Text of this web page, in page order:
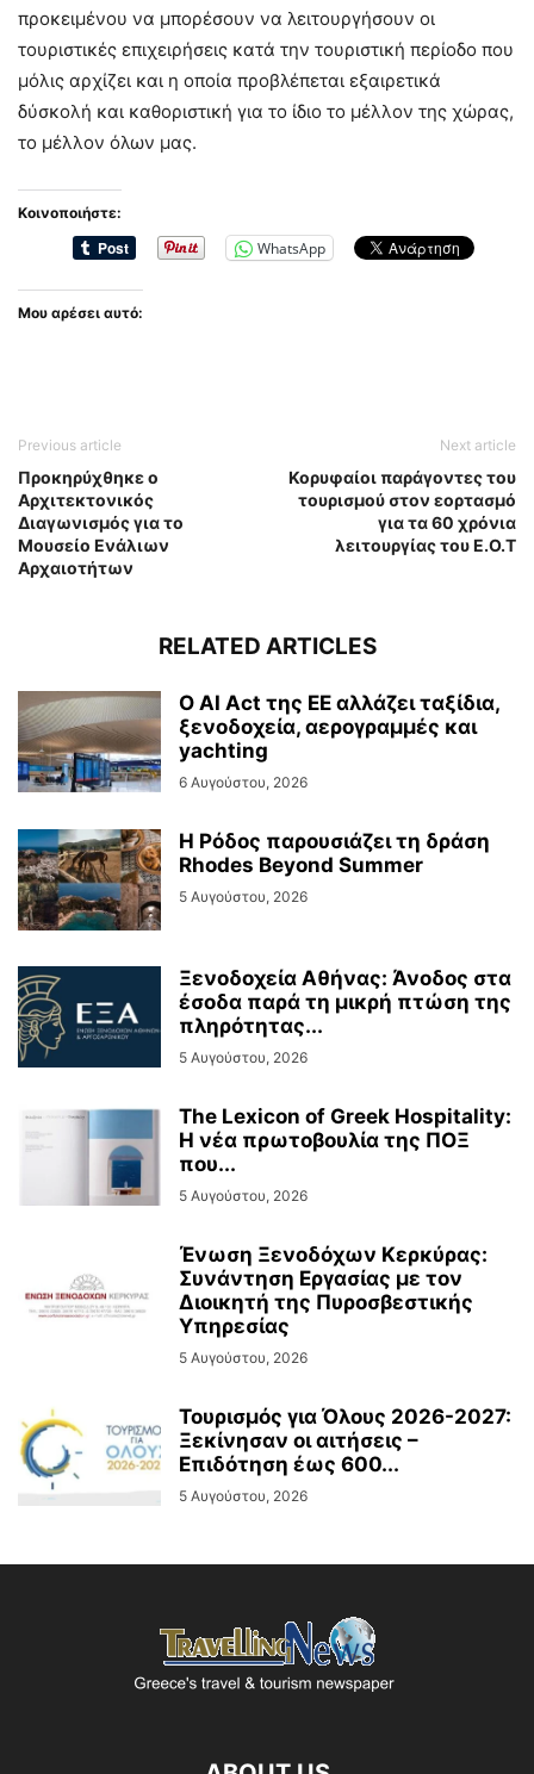
προκειμένου να μπορέσουν να λειτουργήσουν οι
τουριστικές επιχειρήσεις κατά την τουριστική περίοδο που
μόλις αρχίζει και η οποία προβλέπεται εξαιρετικά
δύσκολή και καθοριστική για το ίδιο το μέλλον της χώρας,
το μέλλον όλων μας.
Κοινοποιήστε:
WhatsApp
Μου αρέσει αυτό:
Previous article
Προκηρύχθηκε ο
Αρχιτεκτονικός
Διαγωνισμός για το
Μουσείο Ενάλιων
Αρχαιοτήτων
Next article
Κορυφαίοι παράγοντες του
τουρισμού στον εορτασμό
για τα 60 χρόνια
λειτουργίας του Ε.Ο.Τ
RELATED ARTICLES
Ο AI Act της ΕΕ αλλάζει ταξίδια,
ξενοδοχεία, αερογραμμές και
yachting
6 Αυγούστου, 2026
Η Ρόδος παρουσιάζει τη δράση
Rhodes Beyond Summer
5 Αυγούστου, 2026
Ξενοδοχεία Αθήνας: Άνοδος στα
έσοδα παρά τη μικρή πτώση της
πληρότητας...
5 Αυγούστου, 2026
The Lexicon of Greek Hospitality:
Η νέα πρωτοβουλία της ΠΟΞ
που...
5 Αυγούστου, 2026
Ένωση Ξενοδόχων Κερκύρας:
Συνάντηση Εργασίας με τον
Διοικητή της Πυροσβεστικής
Υπηρεσίας
5 Αυγούστου, 2026
Τουρισμός για Όλους 2026-2027:
Ξεκίνησαν οι αιτήσεις –
Επιδότηση έως 600...
5 Αυγούστου, 2026